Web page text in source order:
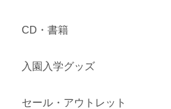
CD・書籍
入園入学グッズ
セール・アウトレット